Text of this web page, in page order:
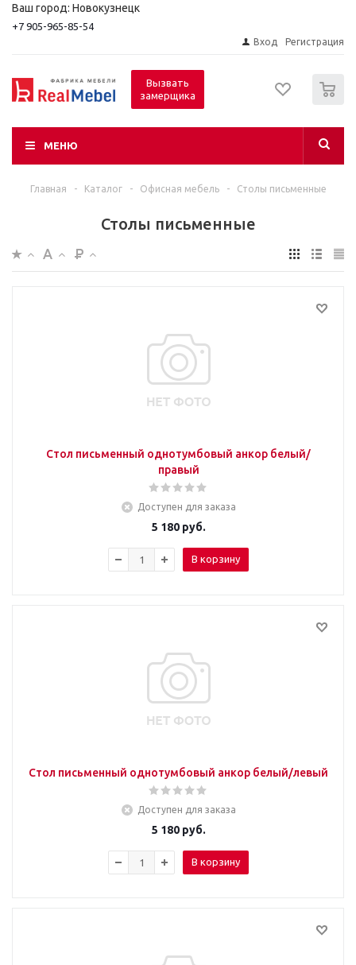
Ваш город: Новокузнецк
+7 905-965-85-54
Вход Регистрация
Вызвать
замерщика
МЕНЮ
Главная - Каталог - Офисная мебель - Столы письменные
Столы письменные
Стол письменный однотумбовый анкор белый/
правый
Доступен для заказа
5 180руб.
В корзину
Стол письменный однотумбовый анкор белый/левый
Доступен для заказа
5 180руб.
В корзину